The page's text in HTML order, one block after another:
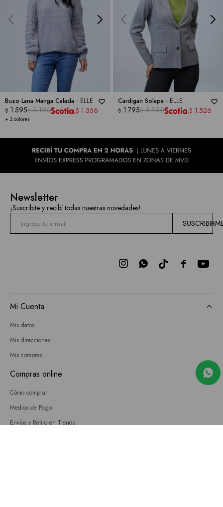
Buzo Lana Manga Calada - ELLE
+ 2 colores
$ 1.595$ 3.190 $ 1.356
Cardigan Solapa - ELLE
$ 1.795$ 3.590 $ 1.526
Newsletter
¡Suscribite y recibí todas nuestras novedades!

 
Mi Cuenta
Mis datos
Mis direcciones
Mis compras
Compras online
Cómo comprar
Medios de Pago
Envíos y Retiro en Tienda